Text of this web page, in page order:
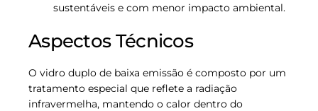
sustentáveis e com menor impacto ambiental.
Aspectos Técnicos
O vidro duplo de baixa emissão é composto por um
tratamento especial que reflete a radiação
infravermelha, mantendo o calor dentro do